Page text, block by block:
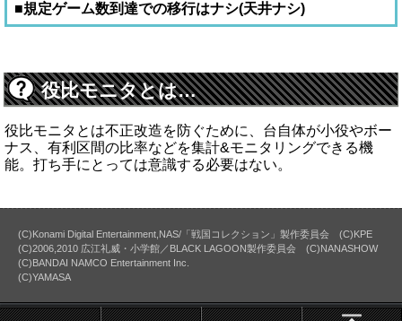
■規定ゲーム数到達での移行はナシ(天井ナシ)
役比モニタとは…
役比モニタとは不正改造を防ぐために、台自体が小役やボー
ナス、有利区間の比率などを集計&モニタリングできる機
能。打ち手にとっては意識する必要はない。
(C)Konami Digital Entertainment,NAS/「戦国コレクション」製作委員会 (C)KPE
(C)2006,2010 広江礼威・小学館／BLACK LAGOON製作委員会 (C)NANASHOW
(C)BANDAI NAMCO Entertainment Inc.
(C)YAMASA